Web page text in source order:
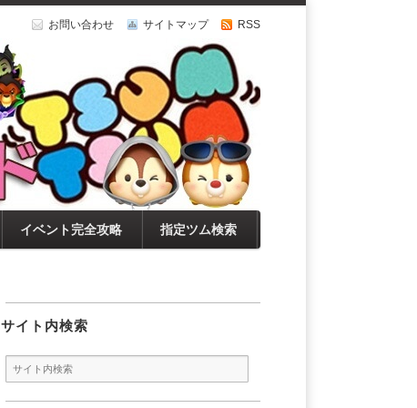
お問い合わせ サイトマップ RSS
イベント完全攻略 指定ツム検索
サイト内検索